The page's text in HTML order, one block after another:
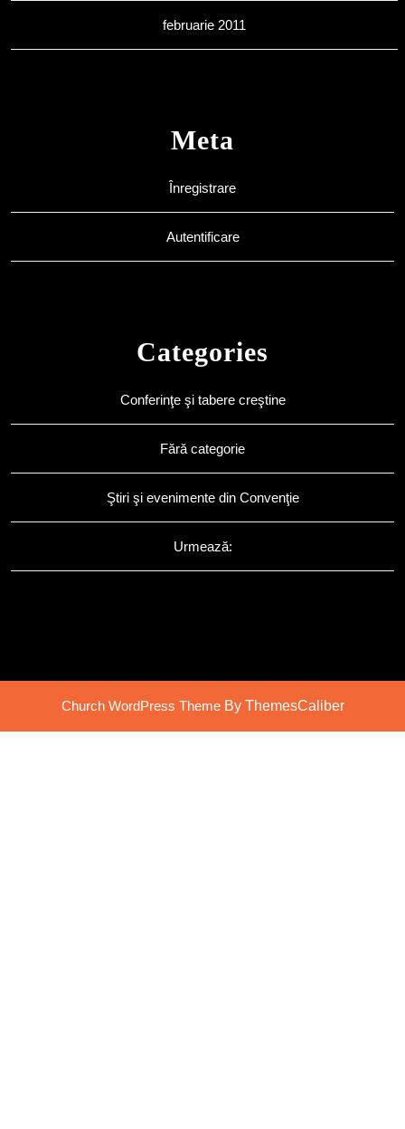
februarie 2011
Meta
Înregistrare
Autentificare
Categories
Conferinţe şi tabere creştine
Fără categorie
Ştiri şi evenimente din Convenţie
Urmează:
Church WordPress ThemeBy ThemesCaliber